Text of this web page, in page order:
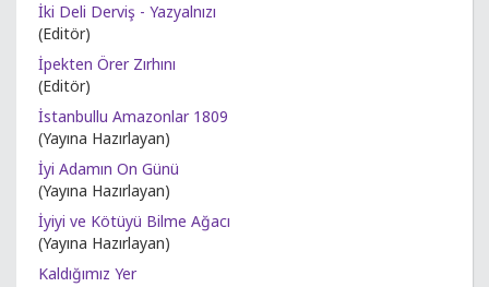
İki Deli Derviş - Yazyalnızı
(Editör)
İpekten Örer Zırhını
(Editör)
İstanbullu Amazonlar 1809
(Yayına Hazırlayan)
İyi Adamın On Günü
(Yayına Hazırlayan)
İyiyi ve Kötüyü Bilme Ağacı
(Yayına Hazırlayan)
Kaldığımız Yer